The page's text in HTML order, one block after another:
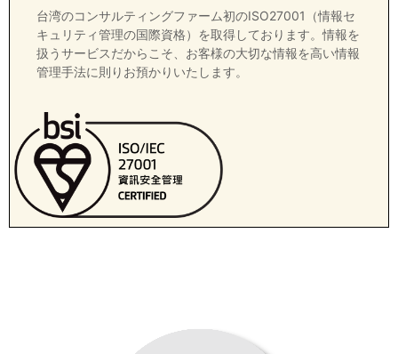
台湾のコンサルティングファーム初のISO27001（情報セ
キュリティ管理の国際資格）を取得しております。情報を
扱うサービスだからこそ、お客様の大切な情報を高い情報
管理手法に則りお預かりいたします。